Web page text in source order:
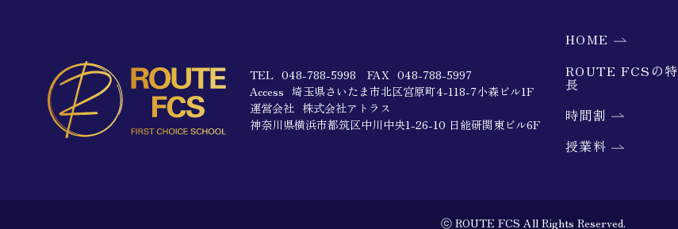
TEL 048-788-5998 FAX 048-788-5997
Access 埼玉県さいたま市北区宮原町4-118-7小森ビル1F
運営会社 株式会社アトラス
神奈川県横浜市都筑区中川中央1-26-10 日能研関東ビル6F
HOME
ROUTE FCSの特
長
時間割
授業料
ⓒ ROUTE FCS All Rights Reserved.